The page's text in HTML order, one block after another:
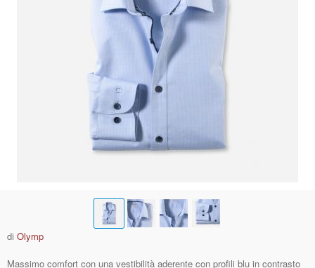
di Olymp
Massimo comfort con una vestibilità aderente con profili blu in contrasto